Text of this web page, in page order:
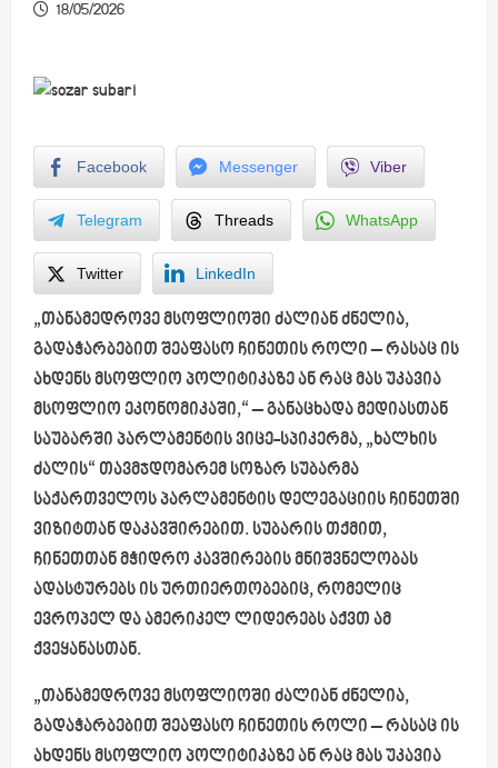
18/05/2026
Facebook Messenger Viber
Telegram Threads WhatsApp
Twitter LinkedIn
„თანამედროვე მსოფლიოში ძალიან ძნელია,
გადაჭარბებით შეაფასო ჩინეთის როლი – რასაც ის
ახდენს მსოფლიო პოლიტიკაზე ან რაც მას უკავია
მსოფლიო ეკონომიკაში,“ – განაცხადა მედიასთან
საუბარში პარლამენტის ვიცე-სპიკერმა, „ხალხის
ძალის“ თავმჯდომარემ სოზარ სუბარმა
საქართველოს პარლამენტის დელეგაციის ჩინეთში
ვიზიტთან დაკავშირებით. სუბარის თქმით,
ჩინეთთან მჭიდრო კავშირების მნიშვნელობას
ადასტურებს ის ურთიერთობებიც, რომელიც
ევროპელ და ამერიკელ ლიდერებს აქვთ ამ
ქვეყანასთან.
„თანამედროვე მსოფლიოში ძალიან ძნელია,
გადაჭარბებით შეაფასო ჩინეთის როლი – რასაც ის
ახდენს მსოფლიო პოლიტიკაზე ან რაც მას უკავია